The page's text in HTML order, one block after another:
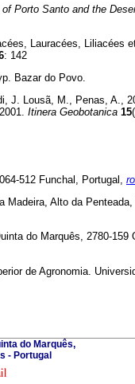
Porto Santo and the
Lauracées, Liliacées
: 142
Bazar do Povo.
J. Lousã, M., Penas, A.,
Itinera Geobotanica 15
512 Funchal, Portugal,
Madeira, Alto da
do Marquês, 2780-159
de Agronomia.
do Marquês,
- Portugal